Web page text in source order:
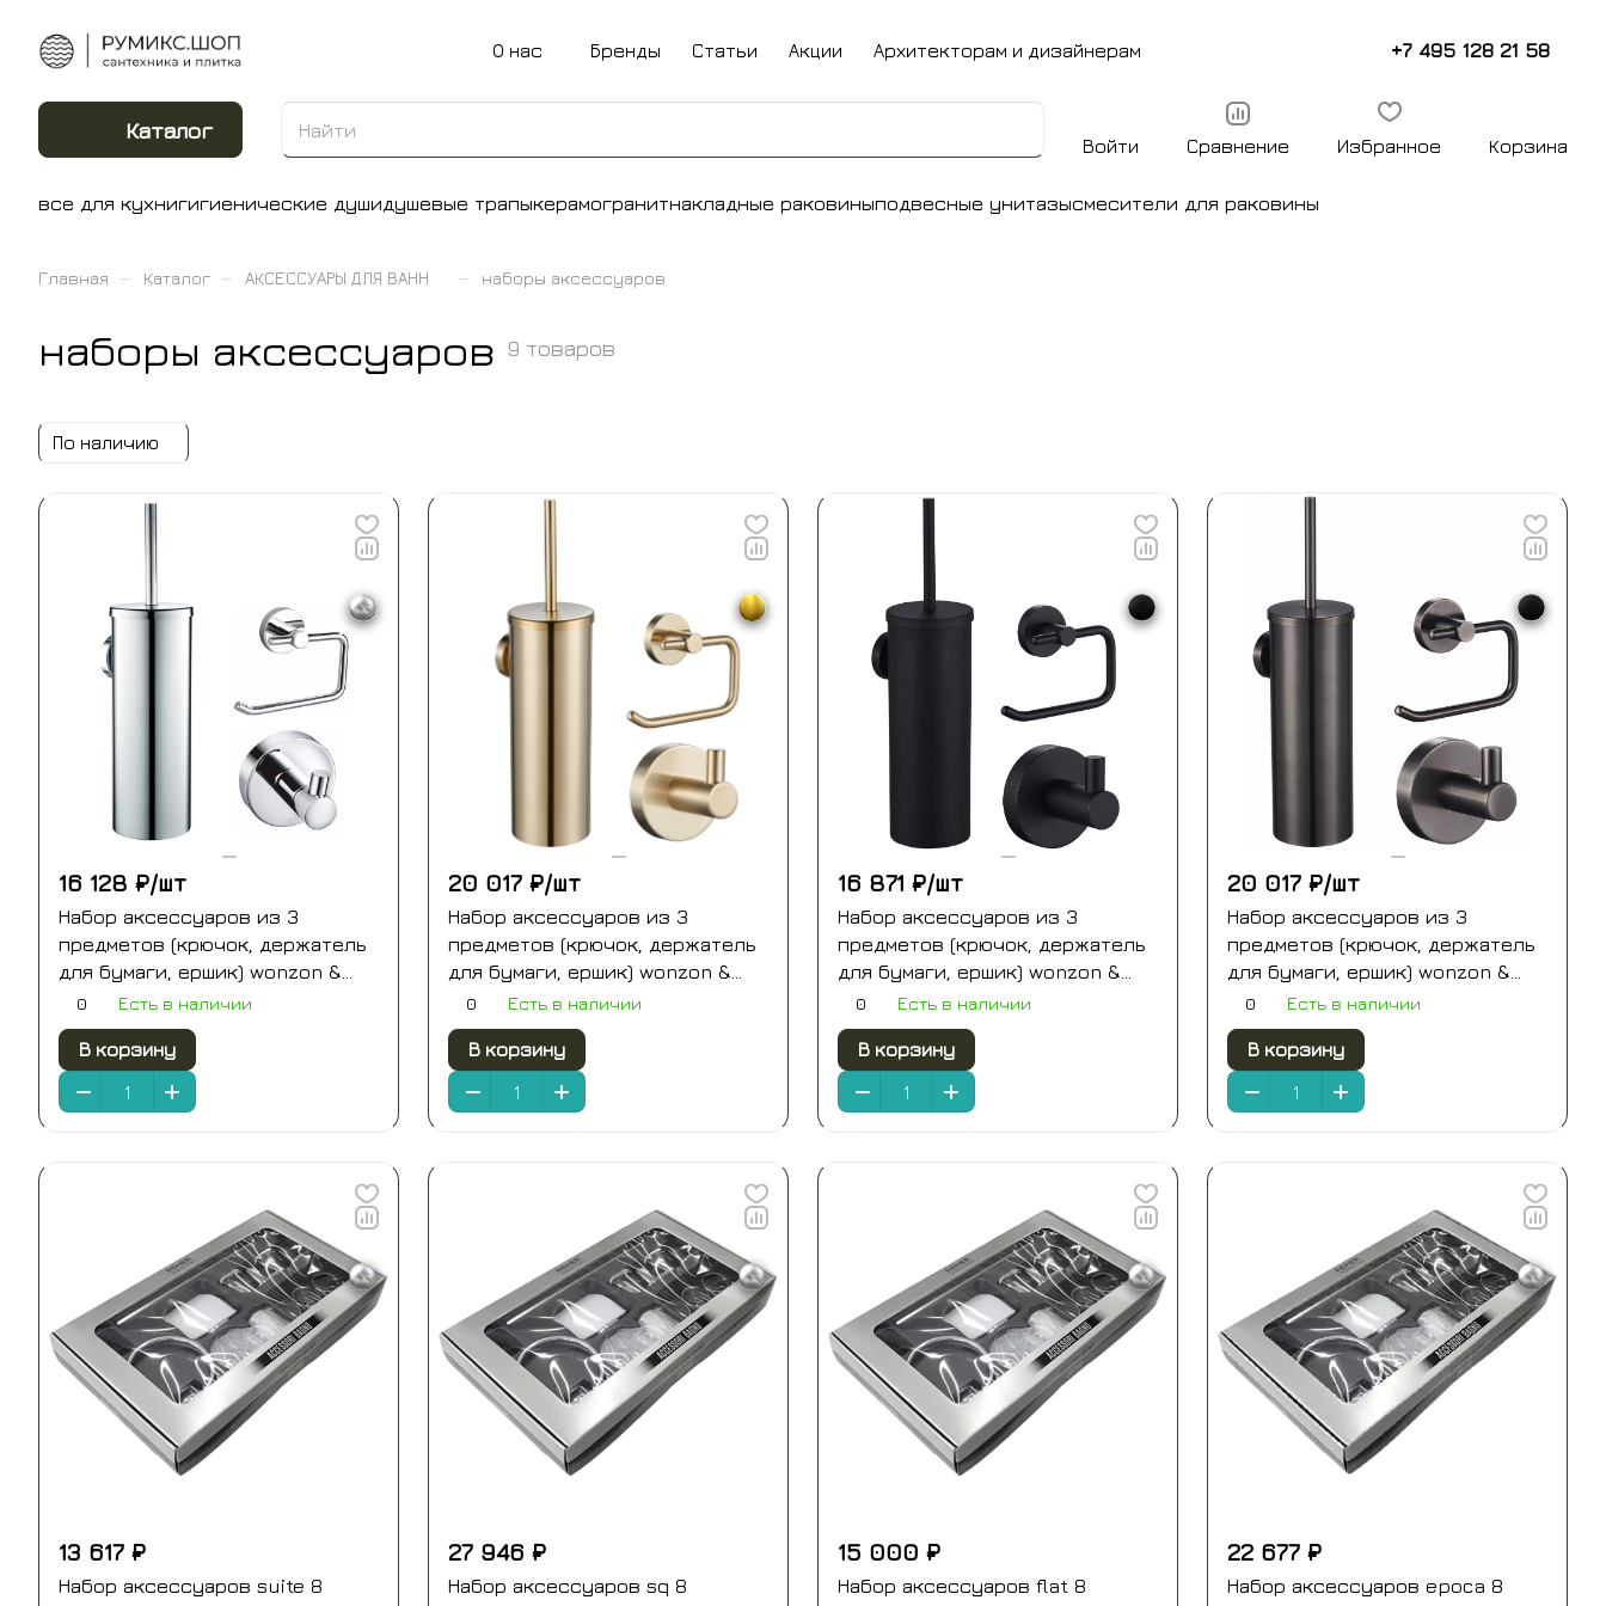
О нас Бренды Статьи Акции Архитекторам и дизайнерам +7 495 128 21 58
Каталог
Войти Сравнение Избранное Корзина
все для кухнигигиенические душидушевые трапыкерамогранитнакладные раковиныподвесные унитазысмесители для раковины
Главная – Каталог – АКСЕССУАРЫ ДЛЯ ВАНН – наборы аксессуаров
наборы аксессуаров 9 товаров
По наличию
16 128 ₽/шт
Набор аксессуаров из 3
предметов (крючок, держатель
для бумаги, ершик) wonzon &
woghand, хром (ww-8100-cr)
0 Есть в наличии
В корзину
20 017 ₽/шт
Набор аксессуаров из 3
предметов (крючок, держатель
для бумаги, ершик) wonzon &
woghand, брашированное
золото (ww-8100-g)
0 Есть в наличии
В корзину
16 871 ₽/шт
Набор аксессуаров из 3
предметов (крючок, держатель
для бумаги, ершик) wonzon &
woghand, черный (ww-8100-bl)
0 Есть в наличии
В корзину
20 017 ₽/шт
Набор аксессуаров из 3
предметов (крючок, держатель
для бумаги, ершик) wonzon &
woghand, темный графит (ww-
8100-gm)
0 Есть в наличии
В корзину
13 617 ₽
Набор аксессуаров suite 8
27 946 ₽
Набор аксессуаров sq 8
15 000 ₽
Набор аксессуаров flat 8
22 677 ₽
Набор аксессуаров epoca 8